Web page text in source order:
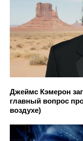
Джеймс Кэмерон
главный вопрос
воздухе)